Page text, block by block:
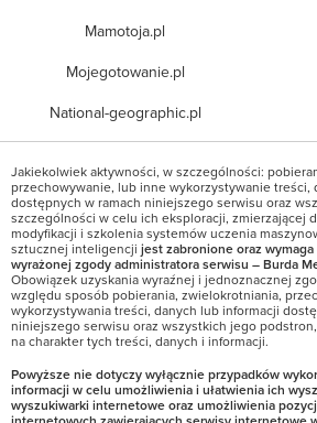
Mamotoja.pl
Mojegotowanie.pl
National-geographic.pl
Jakiekolwiek aktywności, w szczególności:
przechowywanie, lub inne wykorzystywanie treści,
dostępnych w ramach niniejszego serwisu oraz
szczególności w celu ich eksploracji, zmierzającej
modyfikacji i szkolenia systemów uczenia
sztucznej inteligencji jest zabronione oraz
wyrażonej zgody administratora serwisu – Burda
Obowiązek uzyskania wyraźnej i jednoznacznej
względu sposób pobierania, zwielokrotniania,
wykorzystywania treści, danych lub informacji
niniejszego serwisu oraz wszystkich jego
na charakter tych treści, danych i informacji.
Powyższe nie dotyczy wyłącznie przypadków
informacji w celu umożliwienia i ułatwienia ich
wyszukiwarki internetowe oraz umożliwienia